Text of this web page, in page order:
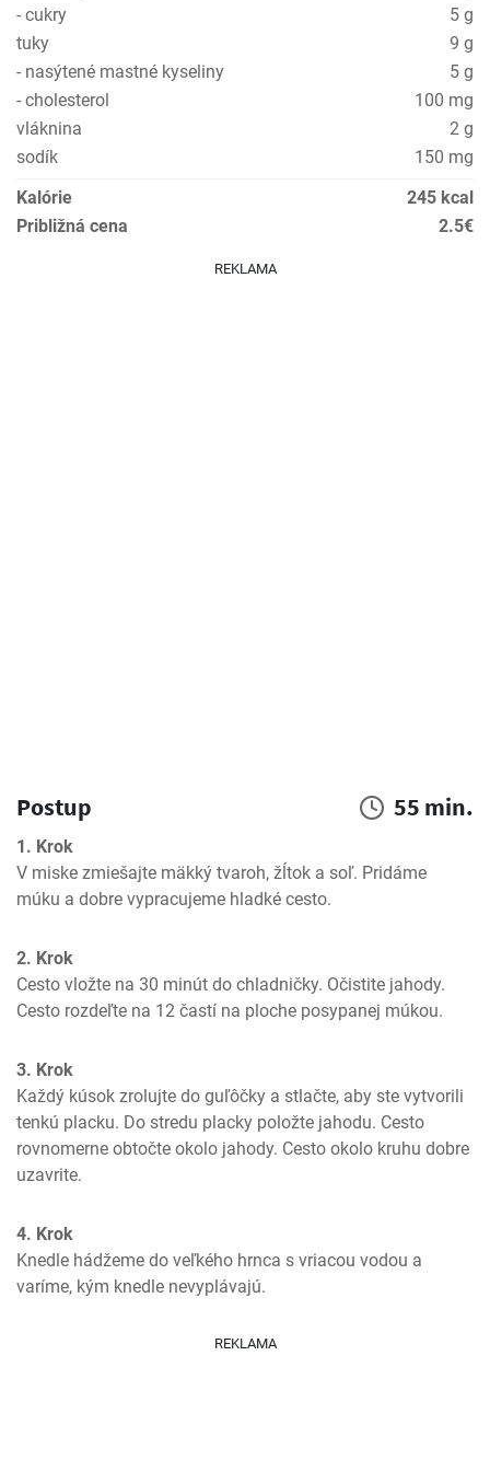
- cukry
5 g
tuky
9 g
- nasýtené mastné kyseliny
5 g
- cholesterol
100 mg
vláknina
2 g
sodík
150 mg
Kalórie
245 kcal
Približná cena
2.5€
REKLAMA
Postup 55 min.
1. Krok
V miske zmiešajte mäkký tvaroh, žĺtok a soľ. Pridáme
múku a dobre vypracujeme hladké cesto.
2. Krok
Cesto vložte na 30 minút do chladničky. Očistite jahody.
Cesto rozdeľte na 12 častí na ploche posypanej múkou.
3. Krok
Každý kúsok zrolujte do guľôčky a stlačte, aby ste vytvorili
tenkú placku. Do stredu placky položte jahodu. Cesto
rovnomerne obtočte okolo jahody. Cesto okolo kruhu dobre
uzavrite.
4. Krok
Knedle hádžeme do veľkého hrnca s vriacou vodou a
varíme, kým knedle nevyplávajú.
REKLAMA